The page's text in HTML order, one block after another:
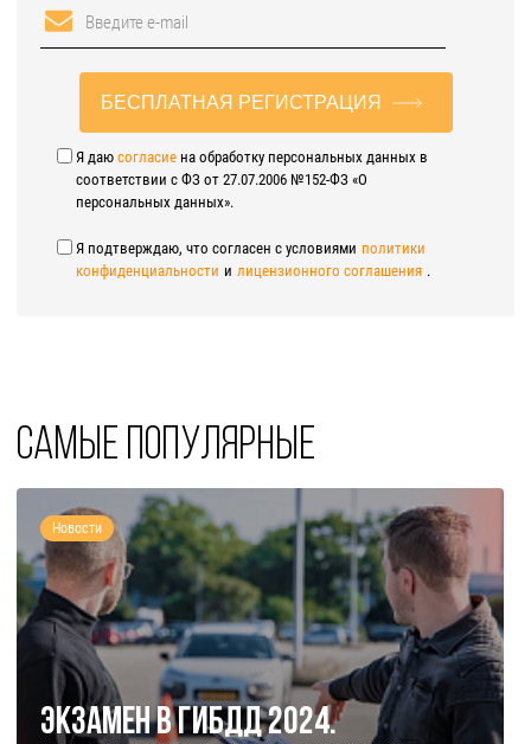
БЕСПЛАТНАЯ РЕГИСТРАЦИЯ
Я даю согласие на обработку персональных данных в
соответствии с ФЗ от 27.07.2006 №152-ФЗ «О
персональных данных».
Я подтверждаю, что согласен с условиями политики
конфиденциальности и лицензионного соглашения .
Самые популярные
Новости
Экзамен в ГИБДД 2024.